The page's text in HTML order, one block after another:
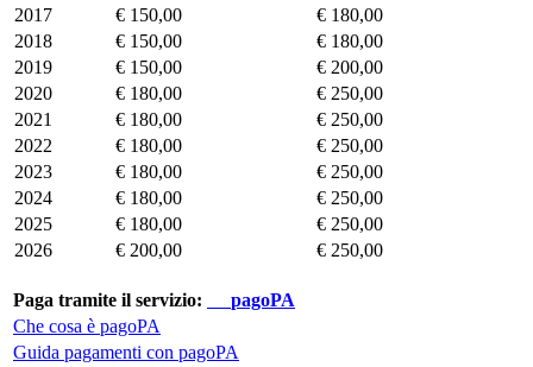
2017
€ 150,00
€ 180,00
2018
€ 150,00
€ 180,00
2019
€ 150,00
€ 200,00
2020
€ 180,00
€ 250,00
2021
€ 180,00
€ 250,00
2022
€ 180,00
€ 250,00
2023
€ 180,00
€ 250,00
2024
€ 180,00
€ 250,00
2025
€ 180,00
€ 250,00
2026
€ 200,00 € 250,00
Paga tramite il servizio:
pagoPA
Che cosa è pagoPA
Guida pagamenti con pagoPA